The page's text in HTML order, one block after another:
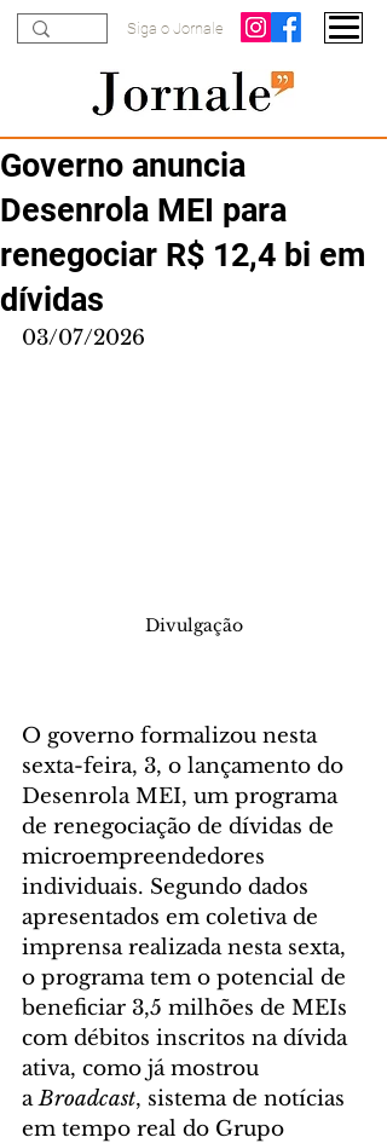
Siga o Jornale
Governo anuncia
Desenrola MEI para
renegociar R$ 12,4 bi em
dívidas
03/07/2026
Divulgação
O governo formalizou nesta
sexta-feira, 3, o lançamento do
Desenrola MEI, um programa
de renegociação de dívidas de
microempreendedores
individuais. Segundo dados
apresentados em coletiva de
imprensa realizada nesta sexta,
o programa tem o potencial de
beneficiar 3,5 milhões de MEIs
com débitos inscritos na dívida
ativa, como já mostrou
a Broadcast, sistema de notícias
em tempo real do Grupo